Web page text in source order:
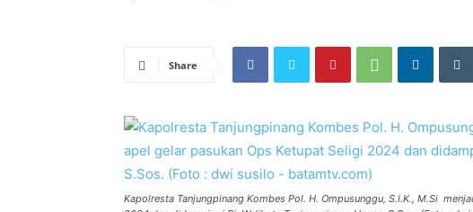
Share
Kapolresta Tanjungpinang Kombes Pol. H. Ompusunggu, S.I.K., M.Si